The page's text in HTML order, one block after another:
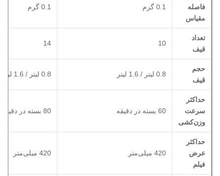
فاصله
مقیاس
0.1 گرم 0.1 گرم
تعداد
قیف
10
14
حجم
قیف
0.8 لیتر / 1.6 لیتر 0.8 لیتر / 1.6 لیتر
حداکثر
سرعت
وزن‌کشی
60 بسته در دقیقه 80 بسته در دقیقه
حداکثر
عرض
فیلم
420 میلی‌متر 420 میلی‌متر